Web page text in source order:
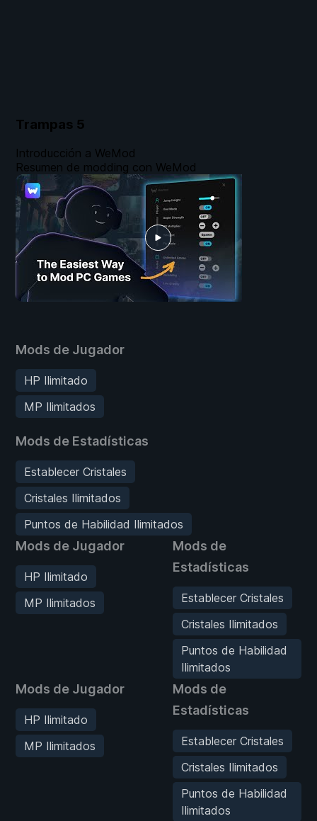
Trampas 5
Mods de Jugador
HP Ilimitado
MP Ilimitados
Mods de Estadísticas
Establecer Cristales
Cristales Ilimitados
Puntos de Habilidad Ilimitados
Mods de Jugador
HP Ilimitado
MP Ilimitados
Mods de
Estadísticas
Establecer Cristales
Cristales Ilimitados
Puntos de Habilidad
Ilimitados
Mods de Jugador
HP Ilimitado
MP Ilimitados
Mods de
Estadísticas
Establecer Cristales
Cristales Ilimitados
Puntos de Habilidad
Ilimitados
Introducción a WeMod
Resumen de modding con WeMod